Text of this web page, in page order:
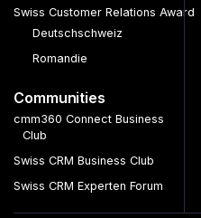
Swiss Customer Relations Award
Deutschschweiz
Romandie
Communities
cmm360 Connect Business
Club
Swiss CRM Business Club
Swiss CRM Experten Forum